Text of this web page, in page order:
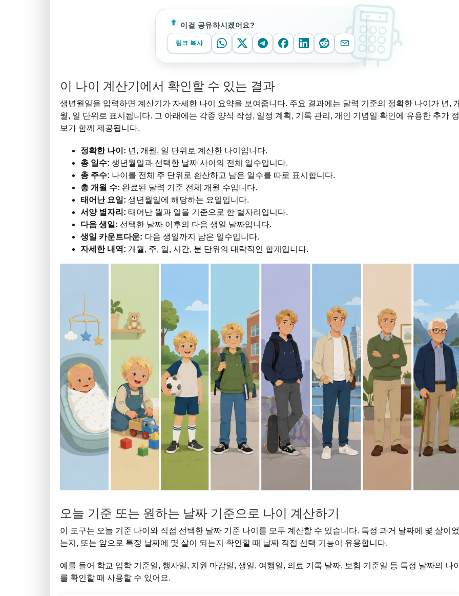
이걸 공유하시겠어요?
링크 복사
이 나이 계산기에서 확인할 수 있는 결과
생년월일을 입력하면 계산기가 자세한 나이 요약을 보여줍니다. 주요 결과에는 달력 기준의 정확한 나이가 년,
월, 일 단위로 표시됩니다. 그 아래에는 각종 양식 작성, 일정 계획, 기록 관리, 개인 기념일 확인에 유용한 추가 정
보가 함께 제공됩니다.
정확한 나이: 년, 개월, 일 단위로 계산한 나이입니다.
총 일수: 생년월일과 선택한 날짜 사이의 전체 일수입니다.
총 주수: 나이를 전체 주 단위로 환산하고 남은 일수를 따로 표시합니다.
총 개월 수: 완료된 달력 기준 전체 개월 수입니다.
태어난 요일: 생년월일에 해당하는 요일입니다.
서양 별자리: 태어난 월과 일을 기준으로 한 별자리입니다.
다음 생일: 선택한 날짜 이후의 다음 생일 날짜입니다.
생일 카운트다운: 다음 생일까지 남은 일수입니다.
자세한 내역: 개월, 주, 일, 시간, 분 단위의 대략적인 합계입니다.
오늘 기준 또는 원하는 날짜 기준으로 나이 계산하기
이 도구는 오늘 기준 나이와 직접 선택한 날짜 기준 나이를 모두 계산할 수 있습니다. 특정 과거 날짜에 몇 살이었
는지, 또는 앞으로 특정 날짜에 몇 살이 되는지 확인할 때 날짜 직접 선택 기능이 유용합니다.
예를 들어 학교 입학 기준일, 행사일, 지원 마감일, 생일, 여행일, 의료 기록 날짜, 보험 기준일 등 특정 날짜의 나
를 확인할 때 사용할 수 있어요.